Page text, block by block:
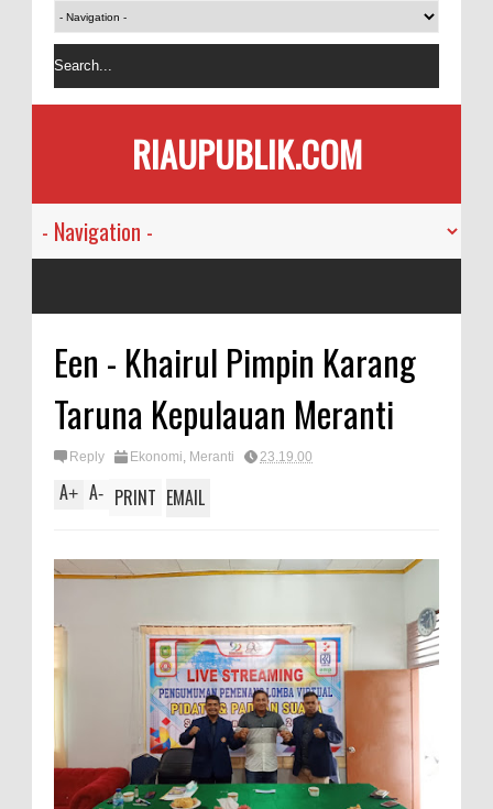
RIAUPUBLIK.COM
Een - Khairul Pimpin Karang
Taruna Kepulauan Meranti
Reply Ekonomi, Meranti 23.19.00
A+ A- PRINT EMAIL